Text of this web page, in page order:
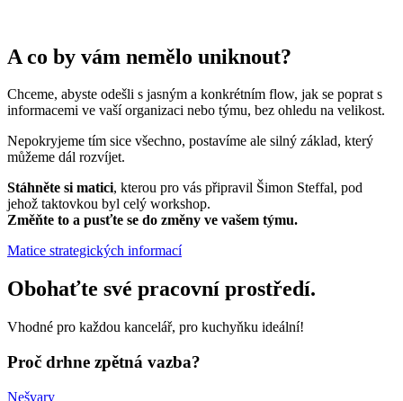
A co by vám nemělo uniknout?
Chceme, abyste odešli s jasným a konkrétním flow, jak se poprat s
informacemi ve vaší organizaci nebo týmu, bez ohledu na velikost.
Nepokryjeme tím sice všechno, postavíme ale silný základ, který
můžeme dál rozvíjet.
Stáhněte si matici, kterou pro vás připravil Šimon Steffal, pod
jehož taktovkou byl celý workshop.
Změňte to a pusťte se do změny ve vašem týmu.
Matice strategických informací
Obohaťte své pracovní prostředí.
Vhodné pro každou kancelář, pro kuchyňku ideální!
Proč drhne zpětná vazba?
Nešvary